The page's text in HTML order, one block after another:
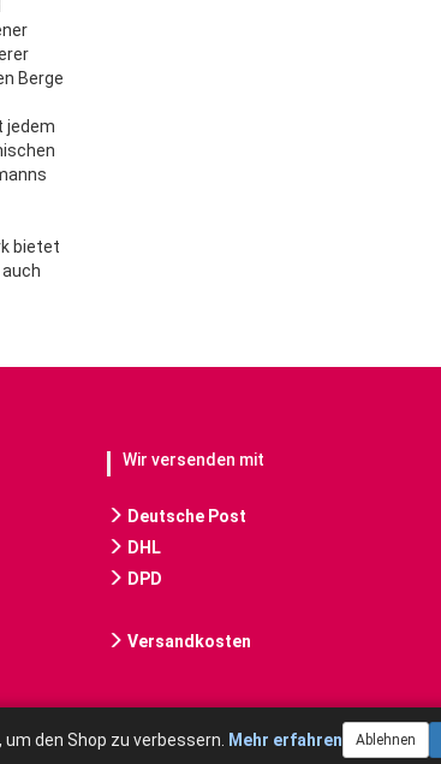
Berge
jedem
bietet
Wir versenden mit
Deutsche Post
DHL
DPD
Versandkosten
den Shop zu verbessern. Mehr erfahren Ablehnen